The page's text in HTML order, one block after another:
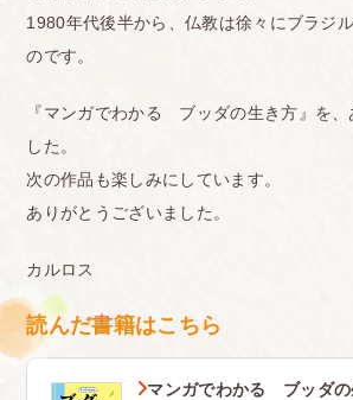
1980年代後半から、仏教は徐々にブラジ
のです。
『マンガでわかる ブッダの生き方』を、
した。
次の作品も楽しみにしています。
ありがとうございました。
カルロス
読んだ書籍はこちら
マンガでわかる ブッダの